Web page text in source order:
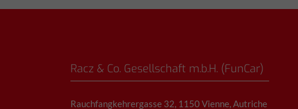
Racz & Co. Gesellschaft m.b.H. (FunCar)
Rauchfangkehrergasse 32, 1150 Vienne, Autriche